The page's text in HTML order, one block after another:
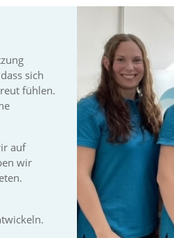
sich
fühlen.
auf
wir